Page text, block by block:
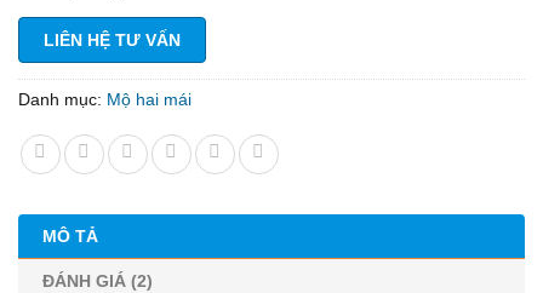
LIÊN HỆ TƯ VẤN
Danh mục: Mộ hai mái
MÔ TẢ
ĐÁNH GIÁ (2)